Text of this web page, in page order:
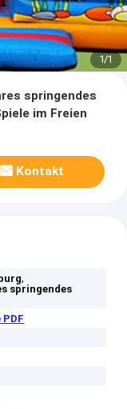
1/1
springendes
im Freien
Kontakt
,
springendes